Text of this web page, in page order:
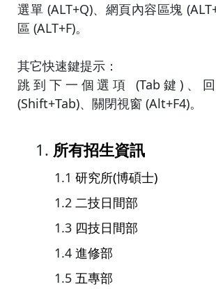
選單 (ALT+Q)、網頁內容區塊
區 (ALT+F)。
其它快速鍵提示：
跳到下一個選項 (Tab鍵)、
(Shift+Tab)、關閉視窗 (Alt+F4)。
所有招生資訊
研究所(博碩士)
二技日間部
四技日間部
進修部
五專部